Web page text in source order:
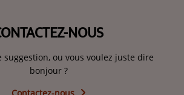
NOUS
suggestion, ou vous voulez juste dire
bonjour ?
Contactez-nous